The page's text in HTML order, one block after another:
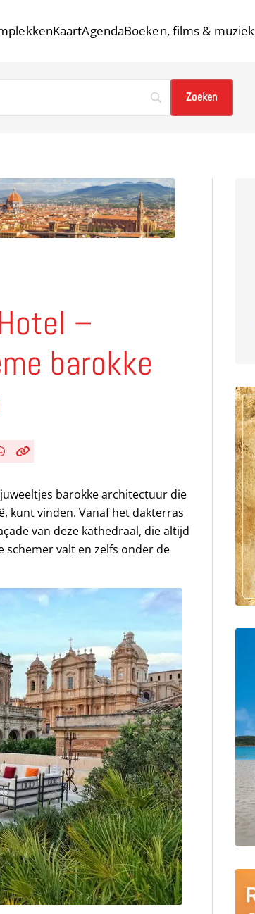
KaartAgendaBoeken, films & muziek
–
barokke
barokke architectuur die
kunt vinden. Vanaf het dakterras
van deze kathedraal, die altijd
valt en zelfs onder de